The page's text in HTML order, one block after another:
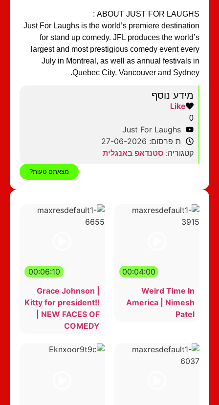
ABOUT JUST FOR LAUGHS :
Just For Laughs is the world’s premiere destination
for stand up comedy. JFL produces the world’s
largest and most prestigious comedy event every
July in Montreal, as well as annual festivals in
Quebec City, Vancouver and Sydney.
מידע נוסף
Like
0
Just For Laughs
ת פרסום: 27-06-2026
קטגוריה: סטנדאפ באנגלית
מצאתם טעות?
00:04:00
Weird Time In
America | Nimesh
Patel
00:06:10
Grace Johnson |
Kitty for president!!
| NEW FACES OF
COMEDY